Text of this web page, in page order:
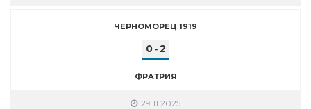
ЧЕРНОМОРЕЦ 1919
0- 2
ФРАТРИЯ
29.11.2025